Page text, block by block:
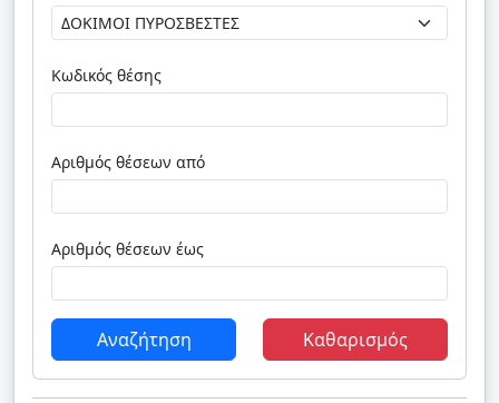
Κωδικός θέσης
Αριθμός θέσεων από
Αριθμός θέσεων έως
Αναζήτηση Καθαρισμός